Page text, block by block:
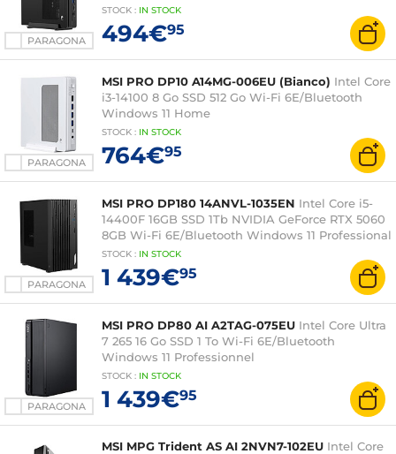
PARAGONA
STOCK : IN STOCK
494€95
PARAGONA
MSI PRO DP10 A14MG-006EU (Bianco) Intel Core
i3-14100 8 Go SSD 512 Go Wi-Fi 6E/Bluetooth
Windows 11 Home
STOCK : IN STOCK
764€95
PARAGONA
MSI PRO DP180 14ANVL-1035EN Intel Core i5-
14400F 16GB SSD 1Tb NVIDIA GeForce RTX 5060
8GB Wi-Fi 6E/Bluetooth Windows 11 Professional
STOCK : IN STOCK
1 439€95
PARAGONA
MSI PRO DP80 AI A2TAG-075EU Intel Core Ultra
7 265 16 Go SSD 1 To Wi-Fi 6E/Bluetooth
Windows 11 Professionnel
STOCK : IN STOCK
1 439€95
MSI MPG Trident AS AI 2NVN7-102EU Intel Core